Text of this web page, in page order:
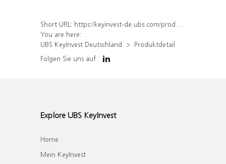
Short URL: https://keyinvest-de.ubs.com/produkt/detail/index/isin/DE000WA5GZZ1
You are here:
UBS KeyInvest Deutschland
Produktdetail
Folgen Sie uns auf
Explore UBS KeyInvest
Home
Mein KeyInvest